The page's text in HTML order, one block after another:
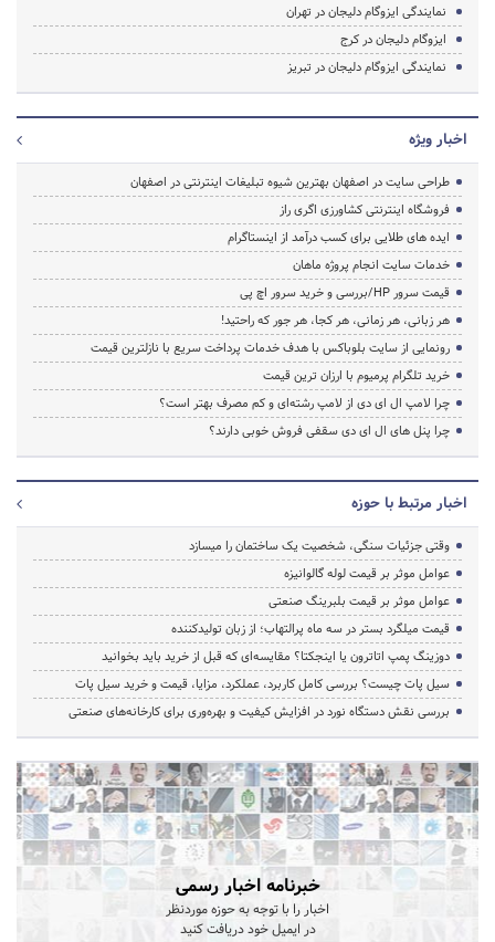
نمایندگی ایزوگام دلیجان در تهران
ایزوگام دلیجان در کرج
نمایندگی ایزوگام دلیجان در تبریز
اخبار ویژه
طراحی سایت در اصفهان بهترین شیوه تبلیغات اینترنتی در اصفهان
فروشگاه اینترنتی کشاورزی اگری راز
ایده های طلایی برای کسب درآمد از اینستاگرام
خدمات سایت انجام پروژه ماهان
قیمت سرور HP/بررسی و خرید سرور اچ پی
هر زبانی، هر زمانی، هر کجا، هر جور که راحتید!
رونمایی از سایت بلوباکس با هدف خدمات پرداخت سریع با نازلترین قیمت
خرید تلگرام پرمیوم با ارزان ترین قیمت
چرا لامپ ال ای دی از لامپ رشته‌ای و کم مصرف بهتر است؟
چرا پنل های ال ای دی سقفی فروش خوبی دارند؟
اخبار مرتبط با حوزه
وقتی جزئیات سنگی، شخصیت یک ساختمان را میسازد
عوامل موثر بر قیمت لوله گالوانیزه
عوامل موثر بر قیمت بلبرینگ صنعتی
قیمت میلگرد بستر در سه ماه پرالتهاب؛ از زبان تولیدکننده
دوزینگ پمپ اتاترون یا اینجکتا؟ مقایسه‌ای که قبل از خرید باید بخوانید
سیل پات چیست؟ بررسی کامل کاربرد، عملکرد، مزایا، قیمت و خرید سیل پات
بررسی نقش دستگاه نورد در افزایش کیفیت و بهره‌وری برای کارخانه‌های صنعتی
خبرنامه اخبار رسمی
اخبار را با توجه به حوزه موردنظر
در ایمیل خود دریافت کنید